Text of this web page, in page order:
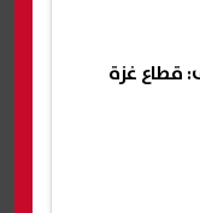
قطاع غزة